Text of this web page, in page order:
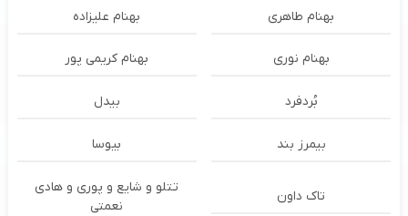
بهنام طاهری بهنام علیزاده
بهنام نوری بهنام کریمی پور
بُردفرد بیدل
بیمرز بند بیوسا
تاک داون
تتلو و شایع و پوری و هادی
نعمتی